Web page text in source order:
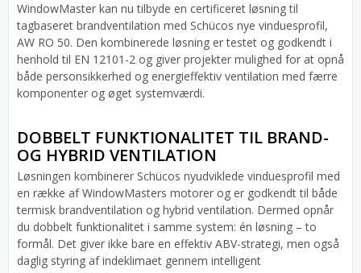
WindowMaster kan nu tilbyde en certificeret løsning til
tagbaseret brandventilation med Schücos nye vinduesprofil,
AW RO 50. Den kombinerede løsning er testet og godkendt i
henhold til EN 12101-2 og giver projekter mulighed for at opnå
både personsikkerhed og energieffektiv ventilation med færre
komponenter og øget systemværdi.
DOBBELT FUNKTIONALITET TIL BRAND-
OG HYBRID VENTILATION
Løsningen kombinerer Schücos nyudviklede vinduesprofil med
en række af WindowMasters motorer og er godkendt til både
termisk brandventilation og hybrid ventilation. Dermed opnår
du dobbelt funktionalitet i samme system: én løsning – to
formål. Det giver ikke bare en effektiv ABV-strategi, men også
daglig styring af indeklimaet gennem intelligent